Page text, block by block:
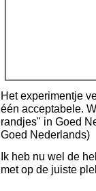
Het experimentje
één acceptabele.
randjes" in Goed
Goed Nederlands)
Ik heb nu wel de
met op de juiste